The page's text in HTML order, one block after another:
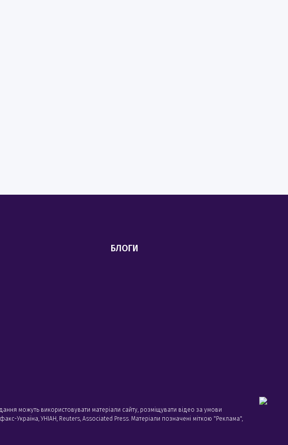
БЛОГИ
можуть використовувати матеріали сайту, розміщувати відео за умови
Україна, УНIАН, Reuters, Associated Press. Матеріали позначені міткою "Реклама",